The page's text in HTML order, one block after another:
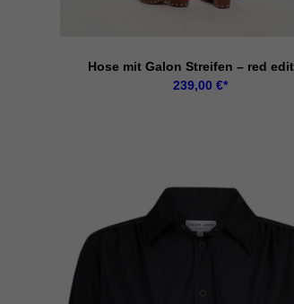
Hose mit Galon Streifen – red
239,00€